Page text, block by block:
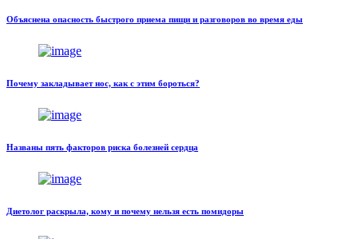
Объяснена опасность быстрого приема пищи и разговоров во время еды
Почему закладывает нос, как с этим бороться?
Названы пять факторов риска болезней сердца
Диетолог раскрыла, кому и почему нельзя есть помидоры